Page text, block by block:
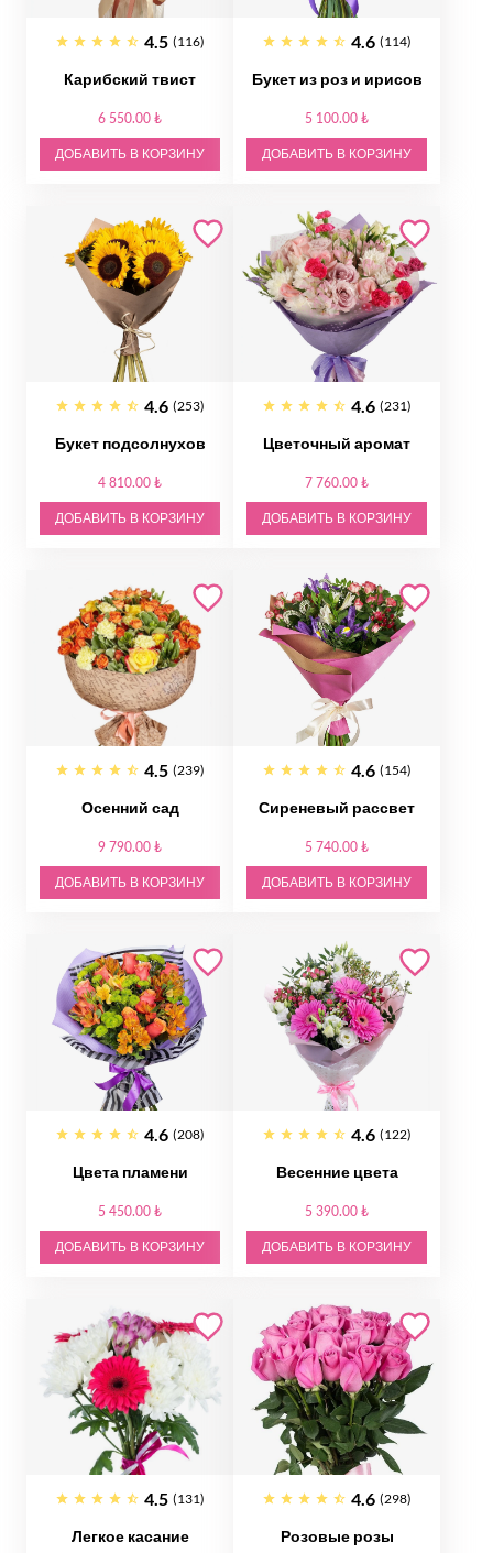
4.5 (116)
Карибский твист
6 550.00 ₺
ДОБАВИТЬ В КОРЗИНУ
4.6 (114)
Букет из роз и ирисов
5 100.00 ₺
ДОБАВИТЬ В КОРЗИНУ
4.6 (253)
Букет подсолнухов
4 810.00 ₺
ДОБАВИТЬ В КОРЗИНУ
4.6 (231)
Цветочный аромат
7 760.00 ₺
ДОБАВИТЬ В КОРЗИНУ
4.5 (239)
Осенний сад
9 790.00 ₺
ДОБАВИТЬ В КОРЗИНУ
4.6 (154)
Сиреневый рассвет
5 740.00 ₺
ДОБАВИТЬ В КОРЗИНУ
4.6 (208)
Цвета пламени
5 450.00 ₺
ДОБАВИТЬ В КОРЗИНУ
4.6 (122)
Весенние цвета
5 390.00 ₺
ДОБАВИТЬ В КОРЗИНУ
4.5 (131)
Легкое касание
4.6 (298)
Розовые розы